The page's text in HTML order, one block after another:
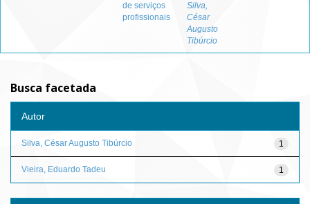
de serviços
profissionais
Silva,
César
Augusto
Tibúrcio
Busca facetada
Autor
1
Silva, César Augusto Tibúrcio
1
Vieira, Eduardo Tadeu